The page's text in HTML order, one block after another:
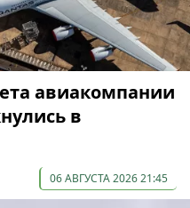
авиакомпании
в
06 АВГУСТА 2026 21:45